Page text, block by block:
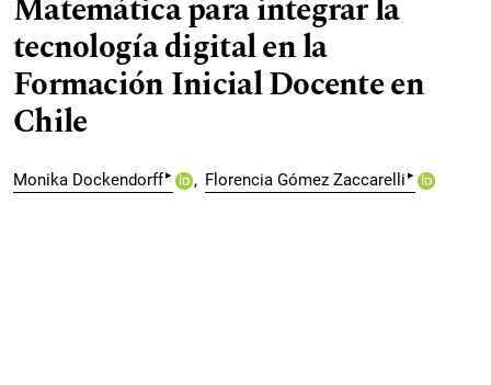
Matemática para integrar la
tecnología digital en la
Formación Inicial Docente en
Chile
Monika Dockendorff▸ Florencia Gómez Zaccarelli ▸